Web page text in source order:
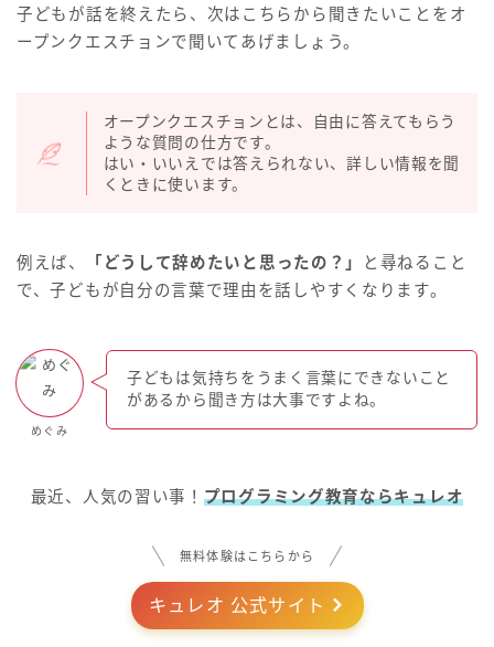
子どもが話を終えたら、次はこちらから聞きたいことをオ
ープンクエスチョンで聞いてあげましょう。
オープンクエスチョンとは、自由に答えてもらう
ような質問の仕方です。
はい・いいえでは答えられない、詳しい情報を聞
くときに使います。
例えば、 「どうして辞めたいと思ったの？」
と尋ねること
で、子どもが自分の言葉で理由を話しやすくなります。
めぐみ
子どもは気持ちをうまく言葉にできないこと
があるから聞き方は大事ですよね。
最近、人気の習い事！ プログラミング教育ならキュレオ
無料体験はこちらから
キュレオ 公式サイト